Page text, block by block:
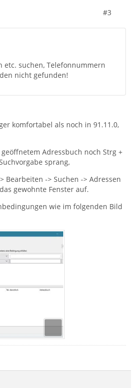
#3
etc. suchen, Telefonnummern
nicht gefunden!
komfortabel als noch in 91.11.0,
Adressbuch noch Strg +
sprang,
Bearbeiten -> Suchen -> Adressen
gewohnte Fenster auf.
wie im folgenden Bild